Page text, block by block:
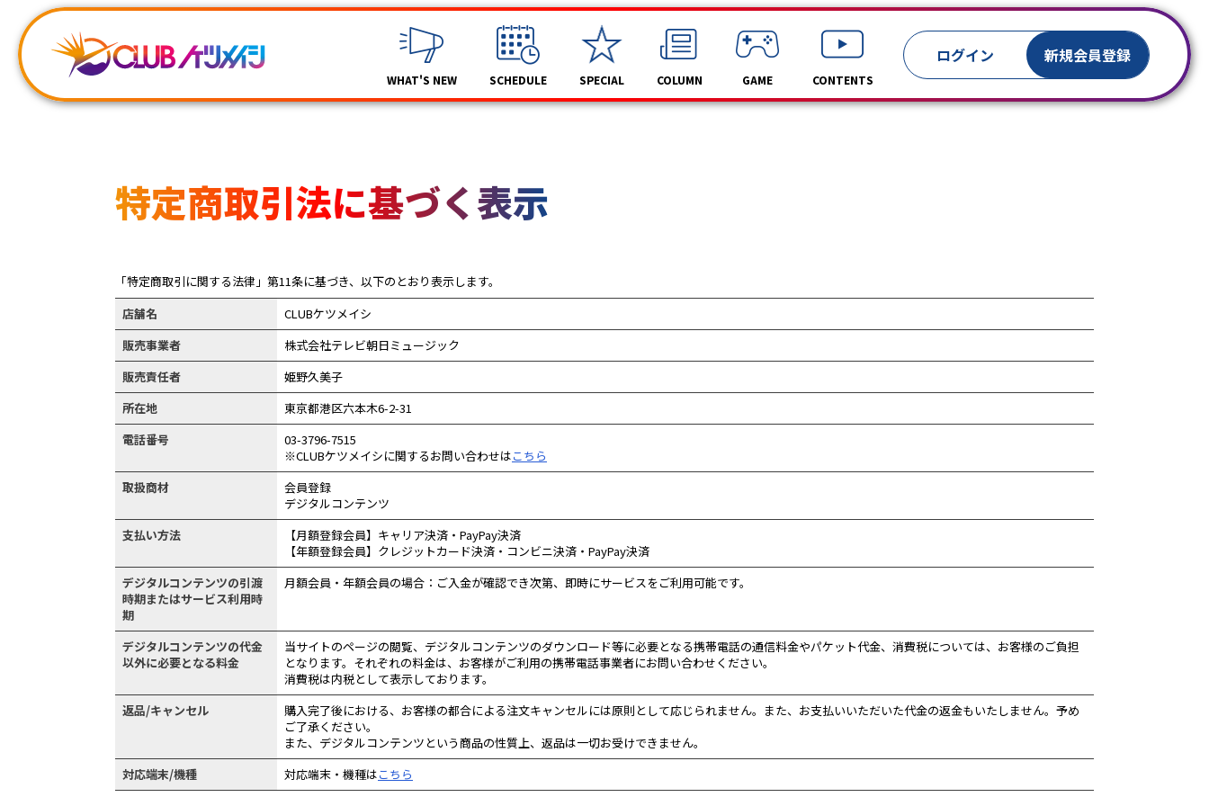
WHAT'S NEW SCHEDULE SPECIAL COLUMN GAME CONTENTS
ログイン 新規会員登録
特定商取引法に基づく表示
「特定商取引に関する法律」第11条に基づき、以下のとおり表示します。
店舗名
CLUBケツメイシ
販売事業者
株式会社テレビ朝日ミュージック
販売責任者
姫野久美子
所在地
東京都港区六本木6-2-31
電話番号
03-3796-7515
※CLUBケツメイシに関するお問い合わせはこちら
取扱商材
会員登録
デジタルコンテンツ
支払い方法
【月額登録会員】キャリア決済・PayPay決済
【年額登録会員】クレジットカード決済・コンビニ決済・PayPay決済
デジタルコンテンツの引渡
時期またはサービス利用時
期
月額会員・年額会員の場合：ご入金が確認でき次第、即時にサービスをご利用可能です。
デジタルコンテンツの代金
以外に必要となる料金
当サイトのページの閲覧、デジタルコンテンツのダウンロード等に必要となる携帯電話の通信料金やパケット代金、消費税については、お客様のご負担
となります。それぞれの料金は、お客様がご利用の携帯電話事業者にお問い合わせください。
消費税は内税として表示しております。
返品/キャンセル
購入完了後における、お客様の都合による注文キャンセルには原則として応じられません。また、お支払いいただいた代金の返金もいたしません。予め
ご了承ください。
また、デジタルコンテンツという商品の性質上、返品は一切お受けできません。
対応端末/機種
対応端末・機種はこちら